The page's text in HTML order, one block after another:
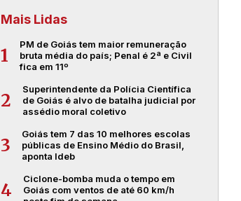
Mais Lidas
1
PM de Goiás tem maior remuneração
bruta média do país; Penal é 2ª e Civil
fica em 11º
2
Superintendente da Polícia Científica
de Goiás é alvo de batalha judicial por
assédio moral coletivo
3
Goiás tem 7 das 10 melhores escolas
públicas de Ensino Médio do Brasil,
aponta Ideb
4
Ciclone-bomba muda o tempo em
Goiás com ventos de até 60 km/h